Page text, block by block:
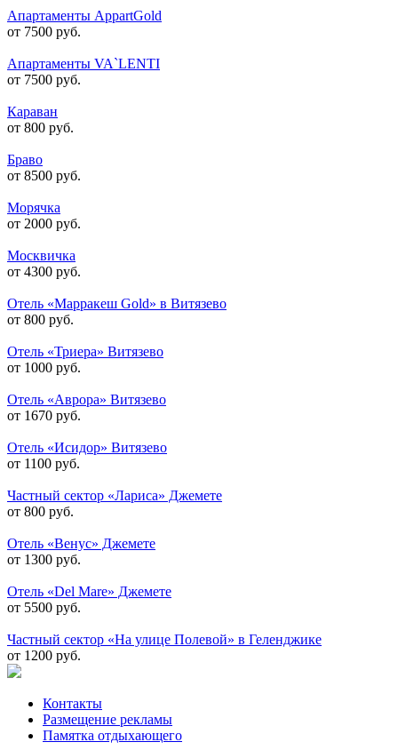
Апартаменты AppartGold
от 7500 руб.
Апартаменты VA`LENTI
от 7500 руб.
Караван
от 800 руб.
Браво
от 8500 руб.
Морячка
от 2000 руб.
Москвичка
от 4300 руб.
Отель «Марракеш Gold» в Витязево
от 800 руб.
Отель «Триера» Витязево
от 1000 руб.
Отель «Аврора» Витязево
от 1670 руб.
Отель «Исидор» Витязево
от 1100 руб.
Частный сектор «Лариса» Джемете
от 800 руб.
Отель «Венус» Джемете
от 1300 руб.
Отель «Del Mare» Джемете
от 5500 руб.
Частный сектор «На улице Полевой» в Геленджике
от 1200 руб.
Контакты
Размещение рекламы
Памятка отдыхающего